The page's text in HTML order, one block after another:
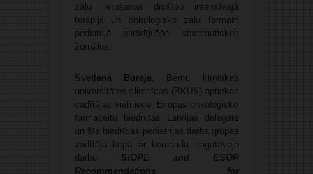
zāļu lietošanas drošību intensīvajā
terapijā un onkoloģisko zāļu formām
pediatrijā parādījušās starptautiskos
žurnālos.
Svetlana Buraja , Bērnu klīniskās
universitātes slimnīcas (BKUS) aptiekas
vadītājas vietniece, Eiropas onkoloģisko
farmaceitu biedrības Latvijas delegāte
un šīs biedrības pediatrijas darba grupas
vadītāja kopā ar komandu sagatavoja
darbu SIOPE and ESOP
Recommendations for